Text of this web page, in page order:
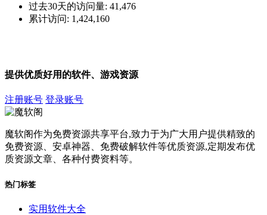
过去30天的访问量: 41,476
累计访问: 1,424,160
提供优质好用的软件、游戏资源
注册账号 登录账号
魔软阁作为免费资源共享平台,致力于为广大用户提供精致的
免费资源、安卓神器、免费破解软件等优质资源,定期发布优
质资源文章、各种付费资料等。
热门标签
实用软件大全